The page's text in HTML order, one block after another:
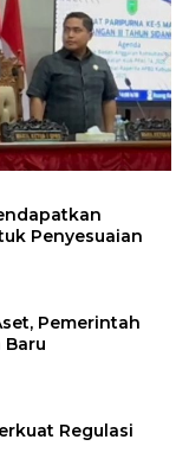
Penyesuaian
Pemerintah
Baru
Regulasi